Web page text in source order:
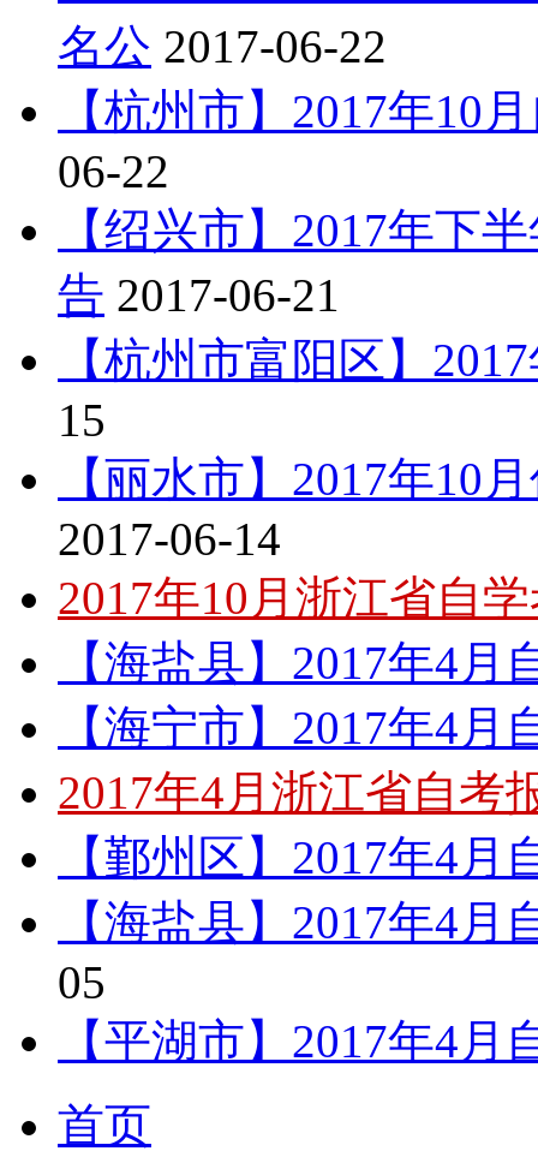
名公 2017-06-22
【杭州市】2017年10
06-22
【绍兴市】2017年下
告 2017-06-21
【杭州市富阳区】
15
【丽水市】2017年10
2017-06-14
2017年10月浙江省自
【海盐县】2017年4月
【海宁市】2017年4月
2017年4月浙江省自考
【鄞州区】2017年4
【海盐县】2017年4
05
【平湖市】2017年4
首页